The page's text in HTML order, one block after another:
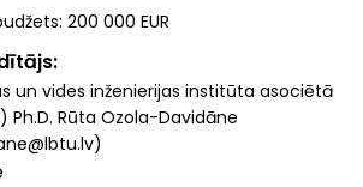
200 000 EUR
un vides inženierijas institūta asociētā
Rūta Ozola-Davidāne